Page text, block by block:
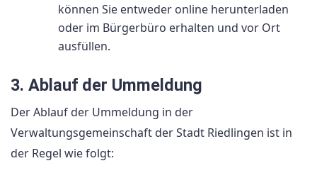
können Sie entweder online herunterladen
oder im Bürgerbüro erhalten und vor Ort
ausfüllen.
3. Ablauf der Ummeldung
Der Ablauf der Ummeldung in der
Verwaltungsgemeinschaft der Stadt Riedlingen ist in
der Regel wie folgt: